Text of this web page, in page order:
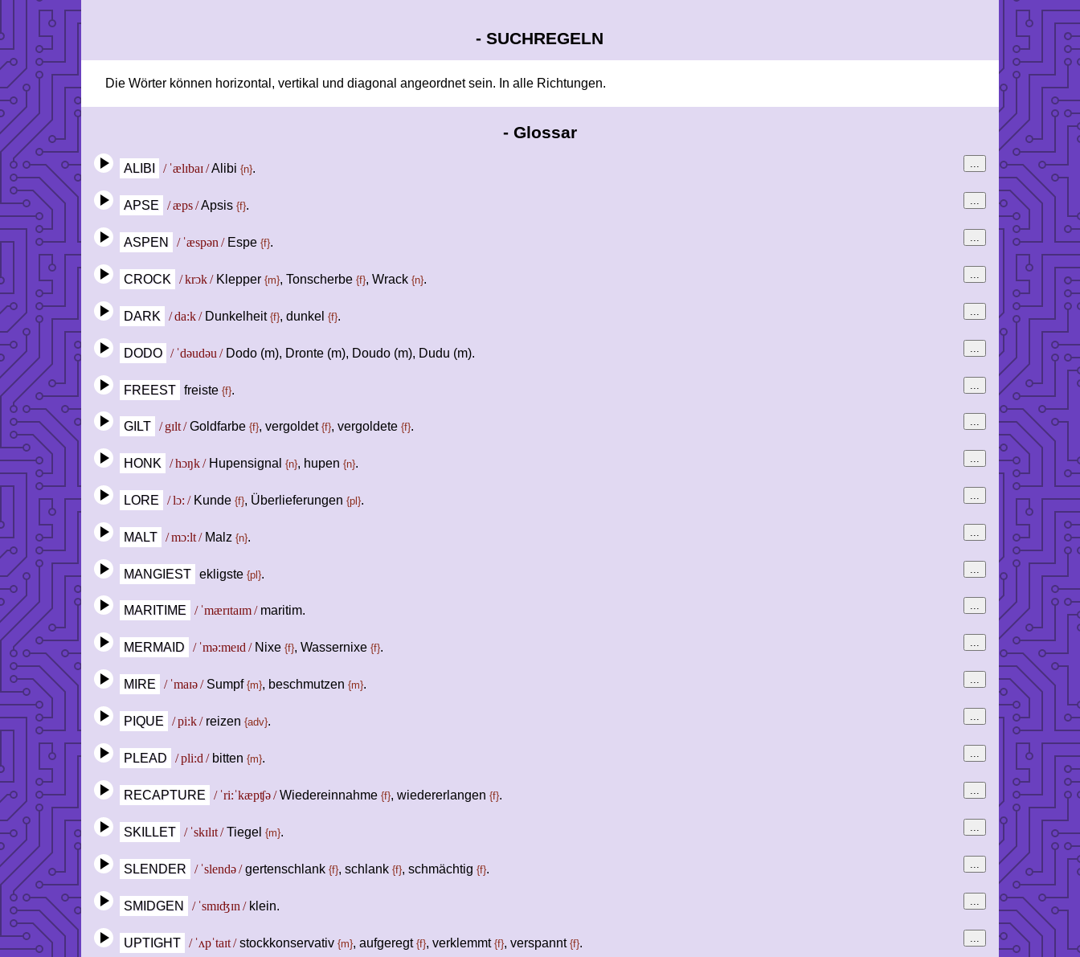
- SUCHREGELN
Die Wörter können horizontal, vertikal und diagonal angeordnet sein. In alle Richtungen.
- Glossar
ALIBI / ˈælɪbaɪ / Alibi {n}. ...
APSE / æps / Apsis {f}. ...
ASPEN / ˈæspən / Espe {f}. ...
CROCK / krɔk / Klepper {m}, Tonscherbe {f}, Wrack {n}. ...
DARK / da:k / Dunkelheit {f}, dunkel {f}. ...
DODO / ˈdəudəu / Dodo (m), Dronte (m), Doudo (m), Dudu (m). ...
FREEST freiste {f}. ...
GILT / gɪlt / Goldfarbe {f}, vergoldet {f}, vergoldete {f}. ...
HONK / hɔŋk / Hupensignal {n}, hupen {n}. ...
LORE / lɔ: / Kunde {f}, Überlieferungen {pl}. ...
MALT / mɔ:lt / Malz {n}. ...
MANGIEST ekligste {pl}. ...
MARITIME / ˈmærɪtaɪm / maritim. ...
MERMAID / ˈmə:meɪd / Nixe {f}, Wassernixe {f}. ...
MIRE / ˈmaɪə / Sumpf {m}, beschmutzen {m}. ...
PIQUE / pi:k / reizen {adv}. ...
PLEAD / pli:d / bitten {m}. ...
RECAPTURE / ˈri:ˈkæpʧə / Wiedereinnahme {f}, wiedererlangen {f}. ...
SKILLET / ˈskɪlɪt / Tiegel {m}. ...
SLENDER / ˈslendə / gertenschlank {f}, schlank {f}, schmächtig {f}. ...
SMIDGEN / ˈsmɪʤɪn / klein. ...
UPTIGHT / ˈʌpˈtaɪt / stockkonservativ {m}, aufgeregt {f}, verklemmt {f}, verspannt {f}. ...